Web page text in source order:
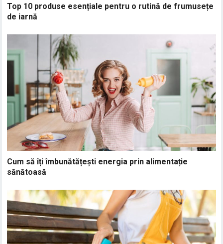
Top 10 produse esențiale pentru o rutină de frumusețe
de iarnă
Cum să îți îmbunătățești energia prin alimentație
sănătoasă